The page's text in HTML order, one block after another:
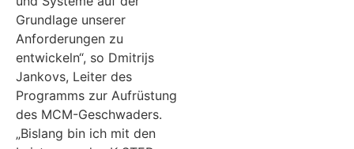
Grundlage unserer
Anforderungen zu
entwickeln“, so Dmitrijs
Jankovs, Leiter des
Programms zur Aufrüstung
des MCM-Geschwaders.
„Bislang bin ich mit den